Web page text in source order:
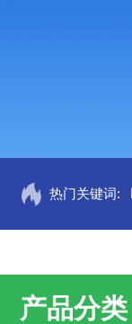
热门关键词:
产品分类